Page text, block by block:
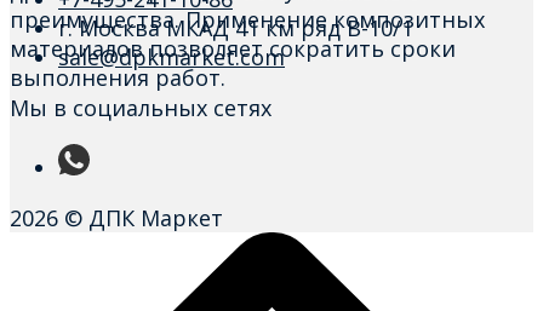
преимущества. Применение композитных
материалов позволяет сократить сроки
выполнения работ.
г. Москва МКАД 41 км ряд В-10/1
sale@dpkmarket.com
Мы в социальных сетях
2026 © ДПК Маркет